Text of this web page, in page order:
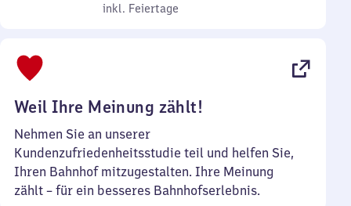
inkl. Feiertage
7
inkl. Feiertage
Weil Ihre Meinung zählt!
Nehmen Sie an unserer
Kundenzufriedenheitsstudie teil und helfen Sie,
Ihren Bahnhof mitzugestalten. Ihre Meinung
zählt – für ein besseres Bahnhofserlebnis.